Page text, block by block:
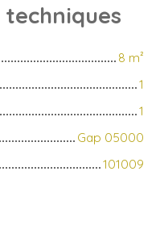
techniques
8 m²
1
1
Gap 05000
101009